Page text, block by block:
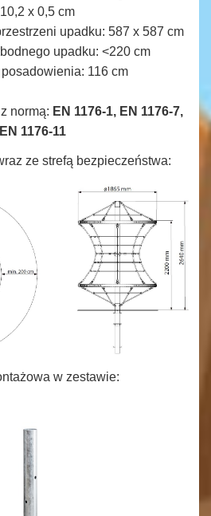
x 0,5 cm
upadku: 587 x 587 cm
upadku: <220 cm
posadowienia: 116 cm
normą: EN 1176-1, EN 1176-7,
EN 1176-11
ze strefą bezpieczeństwa:
w zestawie: